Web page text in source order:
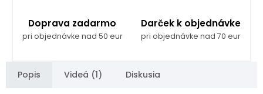
Doprava zadarmo
pri objednávke nad 50 eur
Darček k objednávke
pri objednávke nad 70 eur
Popis Videá (1) Diskusia